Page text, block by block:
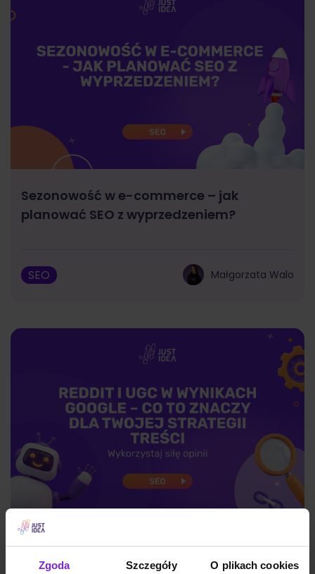
Zgoda Szczegóły O plikach cookies
Sezonowość w e-commerce – jak
planować SEO z wyprzedzeniem?
SEO Małgorzata Walo
Reddit i UGC w wynikach Google – co to
znaczy dla Twojej strategii treści